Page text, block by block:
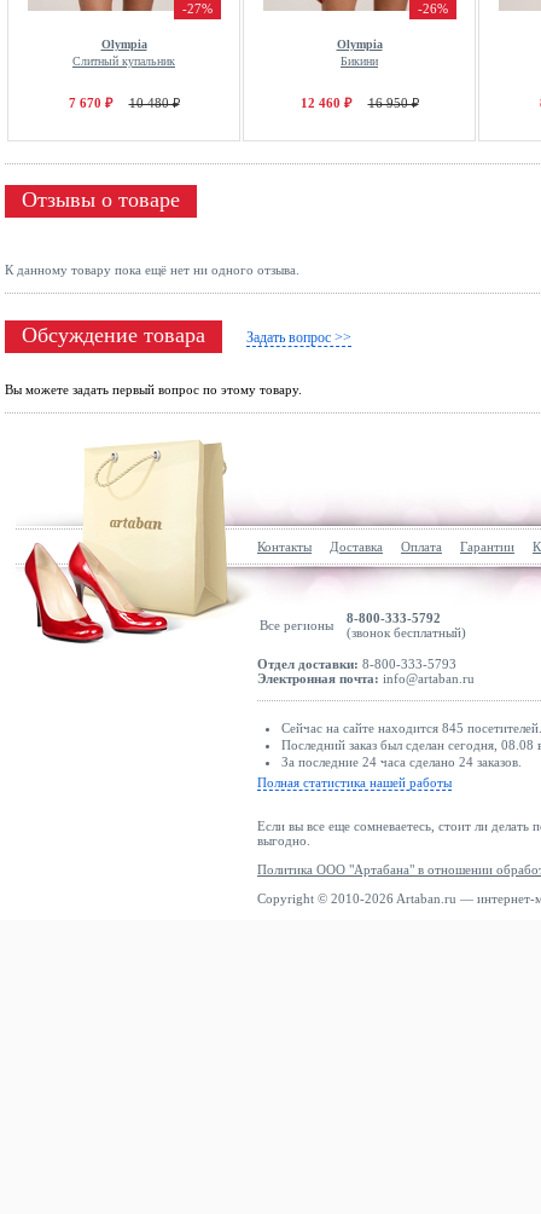
-27%
Olympia
Слитный купальник
7 670 ₽ 10 480 ₽
-26%
Olympia
Бикини
12 460 ₽ 16 950 ₽
Отзывы о товаре
К данному товару пока ещё нет ни одного отзыва.
Обсуждение товара Задать вопрос >>
Вы можете задать первый вопрос по этому товару.
Контакты Доставка Оплата Гарантии
Все регионы
8-800-333-5792
(звонок бесплатный)
Отдел доставки: 8-800-333-5793
Электронная почта: info@artaban.ru
Сейчас на сайте находится 845 посетителей.
Последний заказ был сделан сегодня,
За последние 24 часа сделано 24 заказов.
Полная статистика нашей работы
Если вы все еще сомневаетесь, стоит ли делать
выгодно.
Политика ООО "Артабана" в отношении
Copyright © 2010-2026 Artaban.ru — интернет-